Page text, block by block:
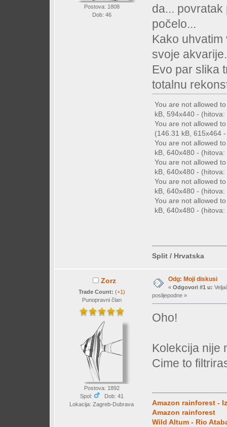
Postova: 1808
Dob: 46
da...
počelo...
Kako
svoje akvarije.
Evo par slika
totalnu
You are not allowed
kB, 594x440 -
You are not allowed
(146.31 kB, 615x464
You are not allowed
kB, 640x480 -
You are not allowed
kB, 640x480 -
You are not allowed
kB, 640x480 -
You are not allowed
kB, 640x480 -
Split / Hrvatska
Zorz
Trade Count: (+1)
Punopravni član
Postova: 1892
Spol:
Dob: 41
Lokacija: Zagreb-Dubrava
Odg: Moji diskusi
« Odgovori #1 u:
poslijepodne »
Oho!
Kolekcija nije
Cime to
Amazon rainforest -
Amazon rainforest
Wild Altum - Rio